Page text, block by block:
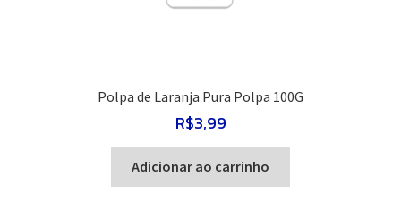
Polpa de Laranja Pura Polpa 100G
R$3,99
Adicionar ao carrinho